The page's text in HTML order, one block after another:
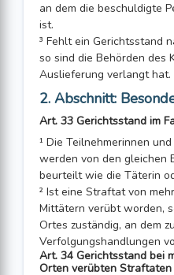
an dem die beschuldigte
ist.
³ Fehlt ein Gerichtsstand
so sind die Behörden des
Auslieferung verlangt hat.
2. Abschnitt:
Art. 33 Gerichtsstand im
¹ Die Teilnehmerinnen
werden von den gleichen
beurteilt wie die Täterin
² Ist eine Straftat von
Mittätern verübt worden,
Ortes zuständig, an dem
Verfolgungshandlungen
Art. 34 Gerichtsstand bei
Orten verübten Straftaten